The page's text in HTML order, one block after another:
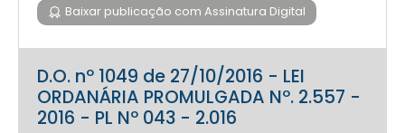
Baixar publicação com Assinatura Digital
D.O. nº 1049 de 27/10/2016 - LEI
ORDANÁRIA PROMULGADA Nº. 2.557 -
2016 - PL Nº 043 - 2.016